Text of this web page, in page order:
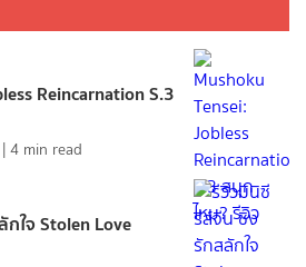
Reincarnation S.3
|4 min read
ใจ Stolen Love